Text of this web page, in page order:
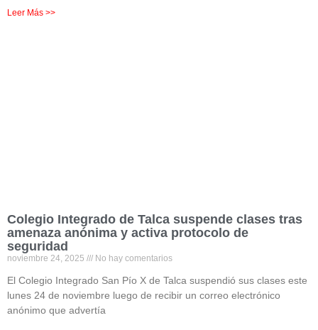
Leer Más >>
Colegio Integrado de Talca suspende clases tras
amenaza anónima y activa protocolo de
seguridad
noviembre 24, 2025 No hay comentarios
El Colegio Integrado San Pío X de Talca suspendió sus clases este
lunes 24 de noviembre luego de recibir un correo electrónico
anónimo que advertía